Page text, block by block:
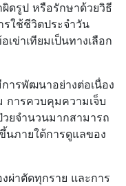
ดรูป หรือรักษาด้วยวิธี
รใช้ชีวิตประจำวัน
เข่าเทียมเป็นทางเลือก
การพัฒนาอย่างต่อเนื่อง
การควบคุมความเจ็บ
ยจำนวนมากสามารถ
นภายใต้การดูแลของ
ผ่าตัดทุกราย และการ